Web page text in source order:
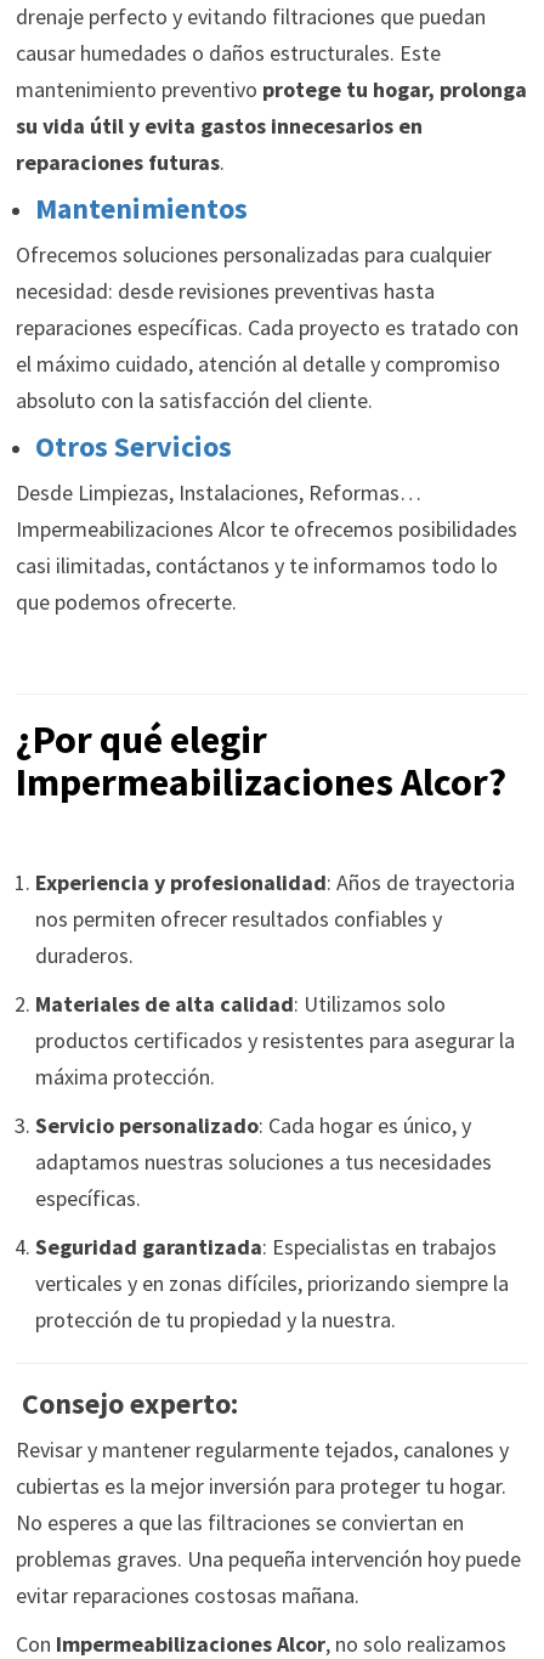
drenaje perfecto y evitando filtraciones que puedan
causar humedades o daños estructurales. Este
mantenimiento preventivo protege tu hogar, prolonga
su vida útil y evita gastos innecesarios en
reparaciones futuras.
Mantenimientos
Ofrecemos soluciones personalizadas para cualquier
necesidad: desde revisiones preventivas hasta
reparaciones específicas. Cada proyecto es tratado con
el máximo cuidado, atención al detalle y compromiso
absoluto con la satisfacción del cliente.
Otros Servicios
Desde Limpiezas, Instalaciones, Reformas…
Impermeabilizaciones Alcor te ofrecemos posibilidades
casi ilimitadas, contáctanos y te informamos todo lo
que podemos ofrecerte.
¿Por qué elegir
Impermeabilizaciones Alcor?
Experiencia y profesionalidad: Años de trayectoria
nos permiten ofrecer resultados confiables y
duraderos.
Materiales de alta calidad: Utilizamos solo
productos certificados y resistentes para asegurar la
máxima protección.
Servicio personalizado: Cada hogar es único, y
adaptamos nuestras soluciones a tus necesidades
específicas.
Seguridad garantizada: Especialistas en trabajos
verticales y en zonas difíciles, priorizando siempre la
protección de tu propiedad y la nuestra.
Consejo experto:
Revisar y mantener regularmente tejados, canalones y
cubiertas es la mejor inversión para proteger tu hogar.
No esperes a que las filtraciones se conviertan en
problemas graves. Una pequeña intervención hoy puede
evitar reparaciones costosas mañana.
Con Impermeabilizaciones Alcor, no solo realizamos